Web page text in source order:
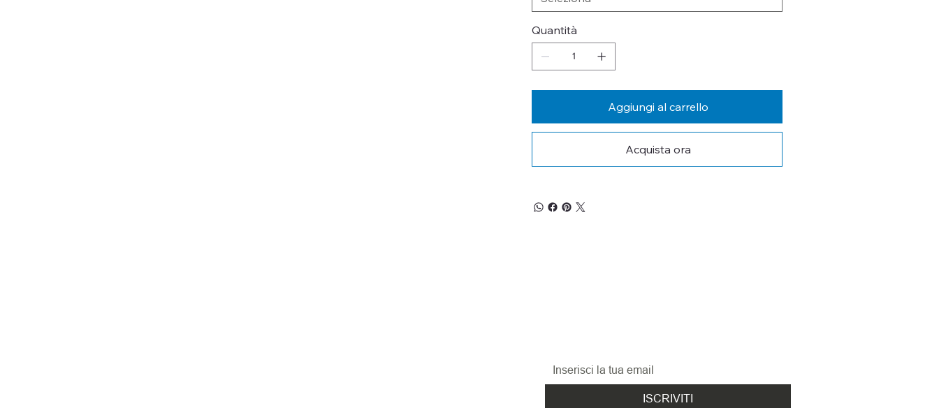
Quantità
Aggiungi al carrello
Acquista ora
ISCRIVITI